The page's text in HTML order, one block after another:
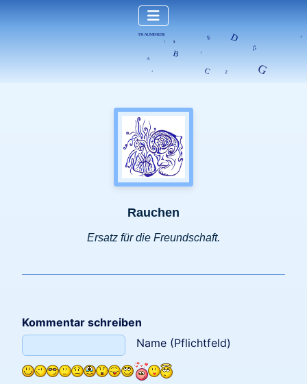
Rauchen
Ersatz für die Freundschaft.
Kommentar schreiben
Name (Pflichtfeld)
Text des Kommentars